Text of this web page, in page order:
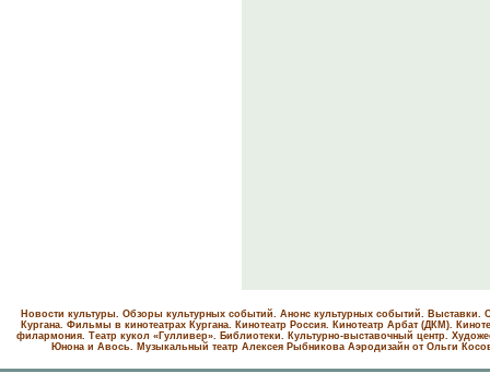
Новости культуры. Обзоры культурных событий. Анонс культурных событий. Выставки.
Кургана. Фильмы в кинотеатрах Кургана.
Кинотеатр Россия. Кинотеатр Арбат (ДКМ).
филармония. Театр кукол «Гулливер». Библиотеки. Культурно-выставочный центр.
Юнона и Авось. Музыкальный театр Алексея Рыбникова Аэродизайн от Ольги